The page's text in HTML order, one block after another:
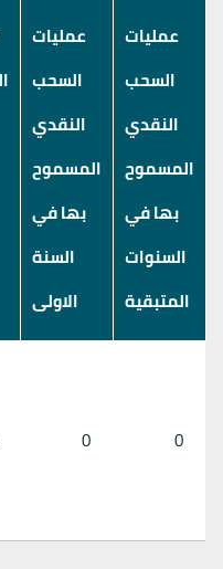
عمليات
السحب
النقدي
المسموح
بها في
السنوات
المتبقية
عمليات
السحب
النقدي
المسموح
بها في
السنة
الاولى
0
0